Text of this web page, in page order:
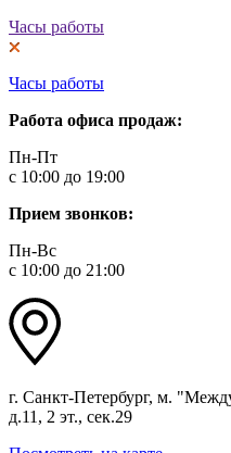
Часы работы
Часы работы
Работа офиса продаж:
Пн-Пт
с 10:00 до 19:00
Прием звонков:
Пн-Вс
с 10:00 до 21:00
г. Санкт-Петербург, м.
д.11, 2 эт., сек.29